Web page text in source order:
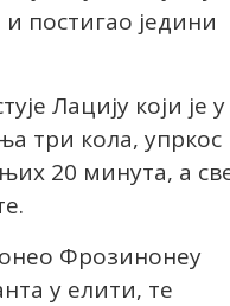
и постигао једини
Лацију који је у
три кола, упркос
20 минута, а
Фрозинонеу
у елити, те